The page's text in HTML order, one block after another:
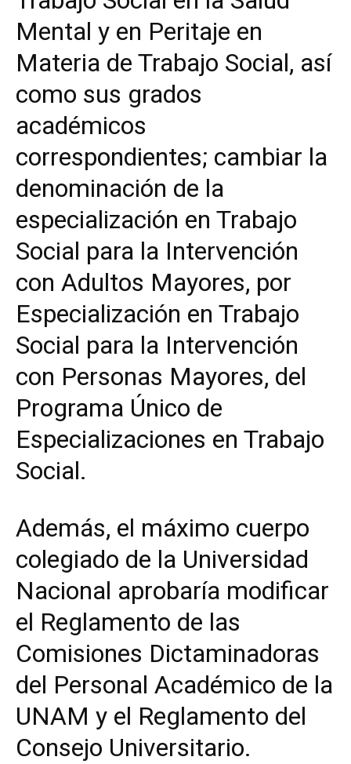
Mental y en Peritaje en
Materia de Trabajo Social, así
como sus grados
académicos
correspondientes; cambiar la
denominación de la
especialización en Trabajo
Social para la Intervención
con Adultos Mayores, por
Especialización en Trabajo
Social para la Intervención
con Personas Mayores, del
Programa Único de
Especializaciones en Trabajo
Social.
Además, el máximo cuerpo
colegiado de la Universidad
Nacional aprobaría modificar
el Reglamento de las
Comisiones Dictaminadoras
del Personal Académico de la
UNAM y el Reglamento del
Consejo Universitario.